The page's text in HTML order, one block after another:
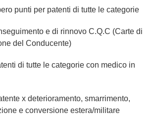
punti per patenti di tutte le categorie
e di rinnovo C.Q.C (Carte di
del Conducente)
di tutte le categorie con medico in
x deterioramento, smarrimento,
e conversione estera/militare